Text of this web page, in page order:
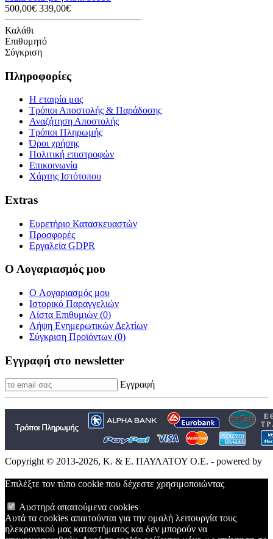
500,00€ 339,00€
Καλάθι
Επιθυμητό
Σύγκριση
Πληροφορίες
Η εταιρία μας
Τρόποι Αποστολής & Παράδοσης
Αναζήτηση Αποστολής
Τρόποι Πληρωμής
Όροι χρήσης
Πολιτική επιστροφών
Επικοινωνία
Χάρτης Ιστότοπου
Extras
Ευρετήριο Κατασκευαστών
Προσφορές
Εργαλεία GDPR
Ο Λογαριασμός μου
O Λογαριασμός μου
Ιστορικό Παραγγελιών
Λίστα Επιθυμιών (0)
Λήψη Ενημερωτικών Δελτίων
Σύγκριση Προϊόντων (0)
Εγγραφή στο newsletter
Εγγραφή
Copyright © 2013-2026, Κ. & Ε. ΠΑΥΛΑΤΟΥ Ο.Ε. - powered by
Επιλέξτε τον τύπο cookie που δέχεστε χρησιμοποιώντας
Αυστηρά απαιτούμενα cookies
Αυτά τα cookies απαιτούνται για την ομαλή λειτουργία τους
ηλεκρονικού μας καταστήματος και δεν μπορούν να